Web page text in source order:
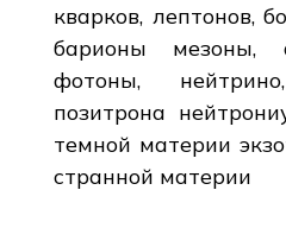
кварков, лептонов,
барионы мезоны,
фотоны,
позитрона
темной материи
странной материи